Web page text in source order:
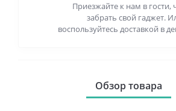
Приезжайте к нам в гости,
забрать свой гаджет.
воспользуйтесь доставкой в
Обзор товара